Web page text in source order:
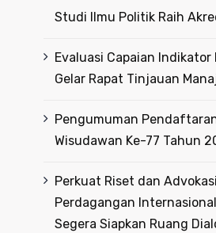
Studi Ilmu Politik Raih
Evaluasi Capaian Indikator
Gelar Rapat Tinjauan
Pengumuman
Wisudawan Ke-77 Tahun
Perkuat Riset dan
Perdagangan
Segera Siapkan Ruang